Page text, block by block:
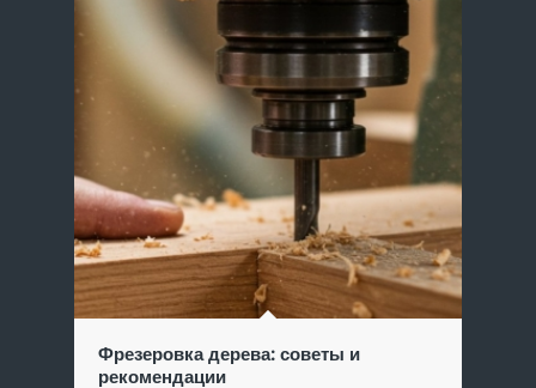
Фрезеровка дерева: советы и
рекомендации